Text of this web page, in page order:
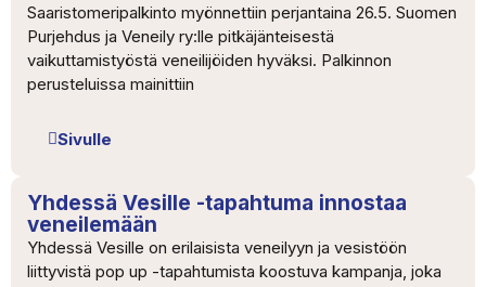
Saaristomeripalkinto myönnettiin perjantaina 26.5. Suomen
Purjehdus ja Veneily ry:lle pitkäjänteisestä
vaikuttamistyöstä veneilijöiden hyväksi. Palkinnon
perusteluissa mainittiin
Sivulle
Yhdessä Vesille -tapahtuma innostaa
veneilemään
Yhdessä Vesille on erilaisista veneilyyn ja vesistöön
liittyvistä pop up -tapahtumista koostuva kampanja, joka